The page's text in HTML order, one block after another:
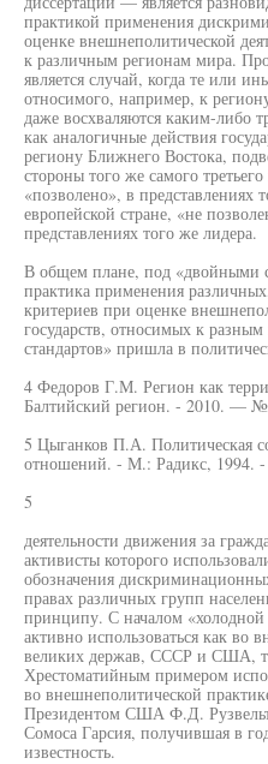
практикой применения
оценке внешнеполитической
к различным регионам мира.
является случай, когда те или
относимого, например, к
даже восхваляются каким-либо
как аналогичные действия
региону Ближнего Востока,
стороны того же самого
«позволено», в представлениях
европейской стране, «не
представлениях того же лидера.
В общем плане, под «двойными
практика применения
критериев при оценке
государств, относимых к
стандартов» пришла в
4 Федоров Г.М. Регион как
Балтийский регион. - 2010. —
5 Цыганков П.А. Политическая
отношений. - М.: Радикс, 1994.
5
деятельности движения за
активисты которого
обозначения
правах различных групп
принципу. С началом «холодной
активно использоваться как во
великих держав, СССР и США,
Хрестоматийным примером
во внешнеполитической
Президентом США Ф.Д.
Сомоса Гарсия, получившая в
известность.